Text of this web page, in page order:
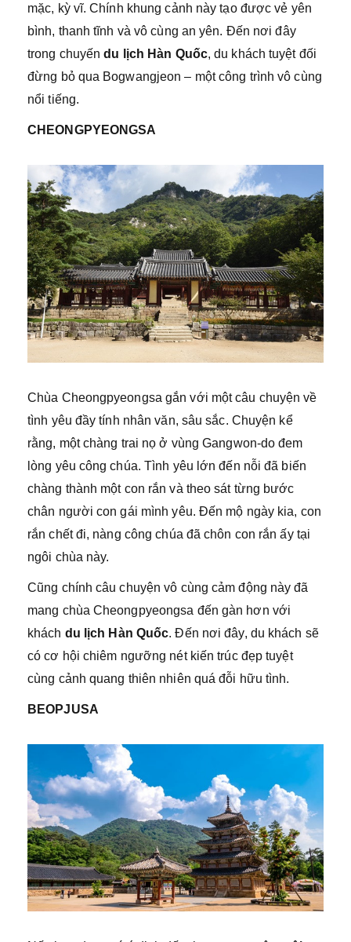
mặc, kỳ vĩ. Chính khung cảnh này tạo được vẻ yên
bình, thanh tĩnh và vô cùng an yên. Đến nơi đây
trong chuyếndu lịch Hàn Quốc, du khách tuyệt đối
đừng bỏ qua Bogwangjeon – một công trình vô cùng
nổi tiếng.
CHEONGPYEONGSA
Chùa Cheongpyeongsa gắn với một câu chuyện về
tình yêu đầy tính nhân văn, sâu sắc. Chuyện kể
rằng, một chàng trai nọ ở vùng Gangwon-do đem
lòng yêu công chúa. Tình yêu lớn đến nỗi đã biến
chàng thành một con rắn và theo sát từng bước
chân người con gái mình yêu. Đến mộ ngày kia, con
rắn chết đi, nàng công chúa đã chôn con rắn ấy tại
ngôi chùa này.
Cũng chính câu chuyện vô cùng cảm động này đã
mang chùa Cheongpyeongsa đến gàn hơn với
khách du lịch Hàn Quốc. Đến nơi đây, du khách sẽ
có cơ hội chiêm ngưỡng nét kiến trúc đẹp tuyệt
cùng cảnh quang thiên nhiên quá đỗi hữu tình.
BEOPJUSA